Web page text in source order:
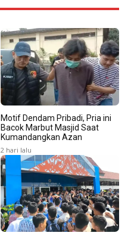
Motif Dendam Pribadi, Pria ini
Bacok Marbut Masjid Saat
Kumandangkan Azan
2 hari lalu